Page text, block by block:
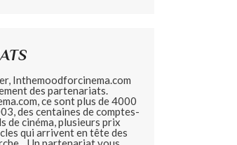
Inthemoodforcinema.com
des partenariats.
ce sont plus de 4000
des centaines de comptes-
de cinéma, plusieurs prix
qui arrivent en tête des